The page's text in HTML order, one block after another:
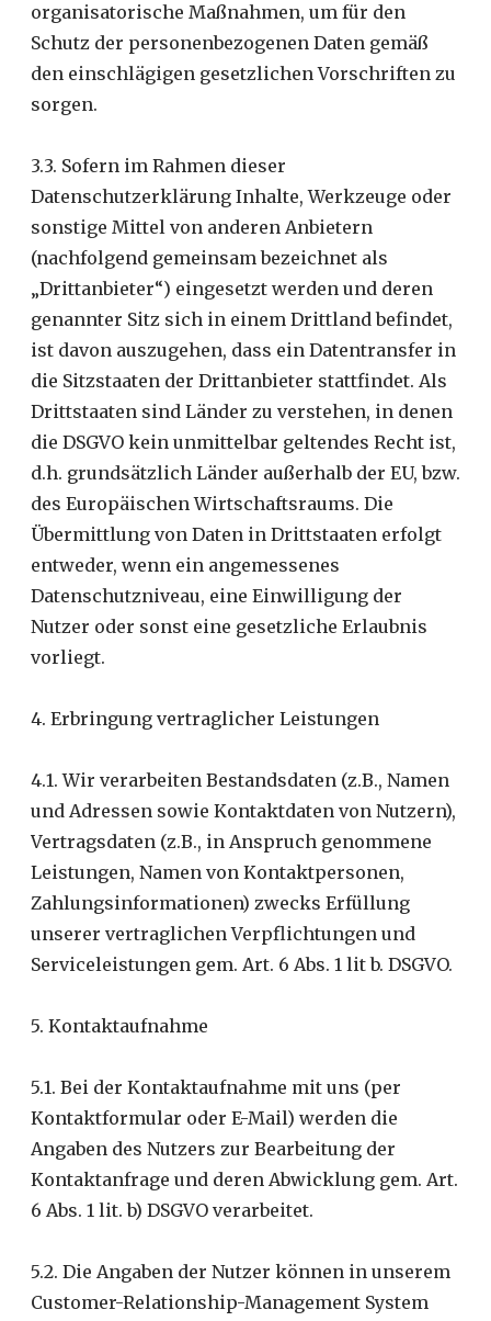
organisatorische Maßnahmen, um für den
Schutz der personenbezogenen Daten gemäß
den einschlägigen gesetzlichen Vorschriften zu
sorgen.
3.3. Sofern im Rahmen dieser
Datenschutzerklärung Inhalte, Werkzeuge oder
sonstige Mittel von anderen Anbietern
(nachfolgend gemeinsam bezeichnet als
„Drittanbieter“) eingesetzt werden und deren
genannter Sitz sich in einem Drittland befindet,
ist davon auszugehen, dass ein Datentransfer in
die Sitzstaaten der Drittanbieter stattfindet. Als
Drittstaaten sind Länder zu verstehen, in denen
die DSGVO kein unmittelbar geltendes Recht ist,
d.h. grundsätzlich Länder außerhalb der EU, bzw.
des Europäischen Wirtschaftsraums. Die
Übermittlung von Daten in Drittstaaten erfolgt
entweder, wenn ein angemessenes
Datenschutzniveau, eine Einwilligung der
Nutzer oder sonst eine gesetzliche Erlaubnis
vorliegt.
4. Erbringung vertraglicher Leistungen
4.1. Wir verarbeiten Bestandsdaten (z.B., Namen
und Adressen sowie Kontaktdaten von Nutzern),
Vertragsdaten (z.B., in Anspruch genommene
Leistungen, Namen von Kontaktpersonen,
Zahlungsinformationen) zwecks Erfüllung
unserer vertraglichen Verpflichtungen und
Serviceleistungen gem. Art. 6 Abs. 1 lit b. DSGVO.
5. Kontaktaufnahme
5.1. Bei der Kontaktaufnahme mit uns (per
Kontaktformular oder E-Mail) werden die
Angaben des Nutzers zur Bearbeitung der
Kontaktanfrage und deren Abwicklung gem. Art.
6 Abs. 1 lit. b) DSGVO verarbeitet.
5.2. Die Angaben der Nutzer können in unserem
Customer-Relationship-Management System